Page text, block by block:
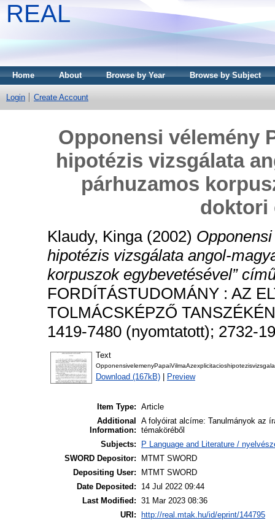
REAL
Home About Browse by Year Browse by Subject
Login Create Account
Opponensi vélemény
hipotézis vizsgálata
párhuzamos
doktori
Klaudy, Kinga(2002)
hipotézis vizsgálata angol-
korpuszok egybevetésével”
FORDÍTÁSTUDOMÁNY : AZ
TOLMÁCSKÉPZŐ
1419-7480 (nyomtatott); 2732-
Text
Download (167kB) Preview
Item Type: Article
Additional
Information:
A folyóirat alcíme: Tanulmányok az
témaköréből
Subjects:
P Language and Literature /
SWORD Depositor:
MTMT SWORD
Depositing User:
MTMT SWORD
Date Deposited:
14 Jul 2022 09:44
Last Modified: 31 Mar 2023 08:36
URI:
http://real.mtak.hu/id/eprint/144795